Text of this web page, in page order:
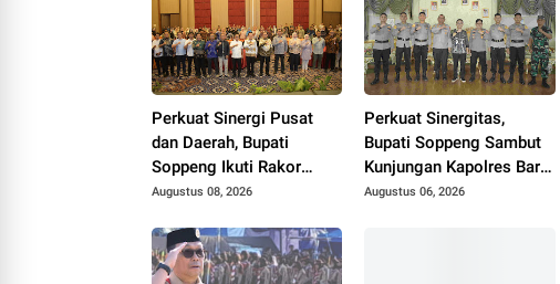
Perkuat Sinergi Pusat
dan Daerah, Bupati
Soppeng Ikuti Rakor
Pengelolaan BUMD dan
Makassar
Augustus 08, 2026
Perkuat Sinergitas,
Bupati Soppeng Sambut
Kunjungan Kapolres Baru
di Rumah Jabatan
Augustus 06, 2026